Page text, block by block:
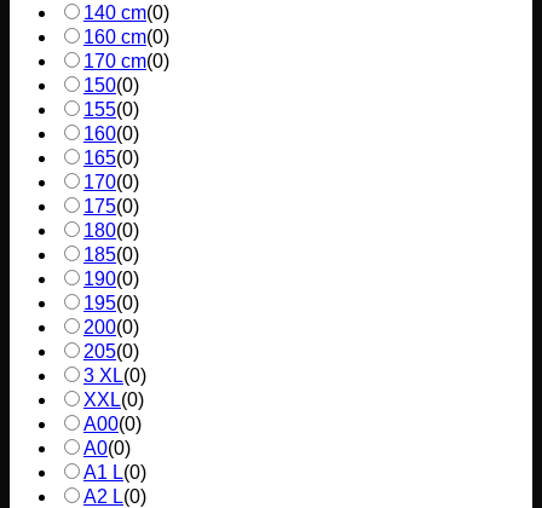
140 cm(0)
160 cm(0)
170 cm(0)
150(0)
155(0)
160(0)
165(0)
170(0)
175(0)
180(0)
185(0)
190(0)
195(0)
200(0)
205(0)
3 XL(0)
XXL(0)
A00(0)
A0(0)
A1 L(0)
A2 L(0)